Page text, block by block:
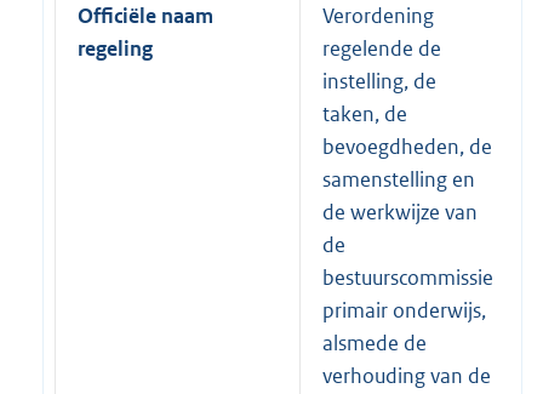
Officiële naam
regeling
Verordening
regelende de
instelling, de
taken, de
bevoegdheden, de
samenstelling en
de werkwijze van
de
bestuurscommissie
primair onderwijs,
alsmede de
verhouding van de